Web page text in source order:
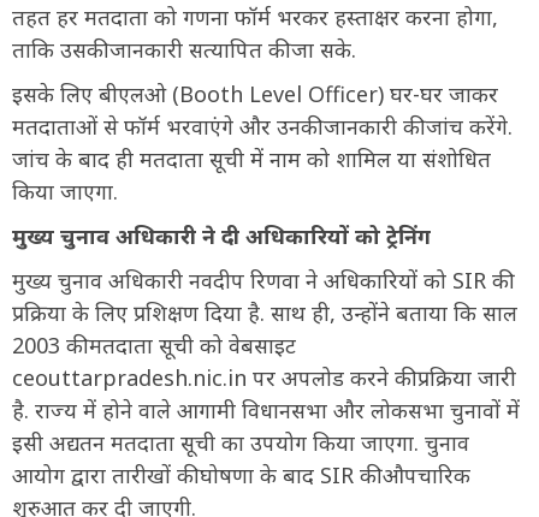
तहत हर मतदाता को गणना फॉर्म भरकर हस्ताक्षर करना होगा,
ताकि उसकी जानकारी सत्यापित की जा सके.
इसके लिए बीएलओ (Booth Level Officer) घर-घर जाकर
मतदाताओं से फॉर्म भरवाएंगे और उनकी जानकारी की जांच करेंगे.
जांच के बाद ही मतदाता सूची में नाम को शामिल या संशोधित
किया जाएगा.
मुख्य चुनाव अधिकारी ने दी अधिकारियों को ट्रेनिंग
मुख्य चुनाव अधिकारी नवदीप रिणवा ने अधिकारियों को SIR की
प्रक्रिया के लिए प्रशिक्षण दिया है. साथ ही, उन्होंने बताया कि साल
2003 की मतदाता सूची को वेबसाइट
ceouttarpradesh.nic.in पर अपलोड करने की प्रक्रिया जारी
है. राज्य में होने वाले आगामी विधानसभा और लोकसभा चुनावों में
इसी अद्यतन मतदाता सूची का उपयोग किया जाएगा. चुनाव
आयोग द्वारा तारीखों की घोषणा के बाद SIR की औपचारिक
शुरुआत कर दी जाएगी.